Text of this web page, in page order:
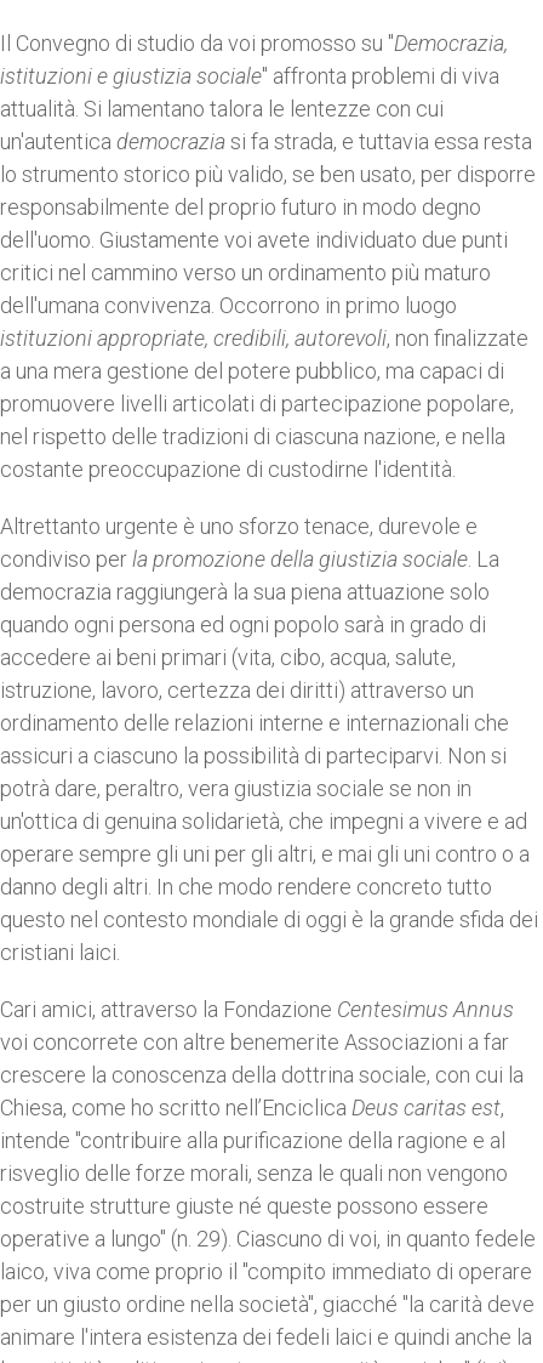
Il Convegno di studio da voi promosso su "Democrazia,
istituzioni e giustizia sociale" affronta problemi di viva
attualità. Si lamentano talora le lentezze con cui
un'autentica democraziasi fa strada, e tuttavia essa resta
lo strumento storico più valido, se ben usato, per disporre
responsabilmente del proprio futuro in modo degno
dell'uomo. Giustamente voi avete individuato due punti
critici nel cammino verso un ordinamento più maturo
dell'umana convivenza. Occorrono in primo luogo
istituzioni appropriate, credibili, autorevoli, non finalizzate
a una mera gestione del potere pubblico, ma capaci di
promuovere livelli articolati di partecipazione popolare,
nel rispetto delle tradizioni di ciascuna nazione, e nella
costante preoccupazione di custodirne l'identità.
Altrettanto urgente è uno sforzo tenace, durevole e
condiviso perla promozione della giustizia sociale . La
democrazia raggiungerà la sua piena attuazione solo
quando ogni persona ed ogni popolo sarà in grado di
accedere ai beni primari (vita, cibo, acqua, salute,
istruzione, lavoro, certezza dei diritti) attraverso un
ordinamento delle relazioni interne e internazionali che
assicuri a ciascuno la possibilità di parteciparvi. Non si
potrà dare, peraltro, vera giustizia sociale se non in
un'ottica di genuina solidarietà, che impegni a vivere e ad
operare sempre gli uni per gli altri, e mai gli uni contro o a
danno degli altri. In che modo rendere concreto tutto
questo nel contesto mondiale di oggi è la grande sfida dei
cristiani laici.
Cari amici, attraverso la Fondazione Centesimus Annus
voi concorrete con altre benemerite Associazioni a far
crescere la conoscenza della dottrina sociale, con cui la
Chiesa, come ho scritto nell’Enciclica Deus caritas est,
intende "contribuire alla purificazione della ragione e al
risveglio delle forze morali, senza le quali non vengono
costruite strutture giuste né queste possono essere
operative a lungo" (n. 29). Ciascuno di voi, in quanto fedele
laico, viva come proprio il "compito immediato di operare
per un giusto ordine nella società", giacché "la carità deve
animare l'intera esistenza dei fedeli laici e quindi anche la